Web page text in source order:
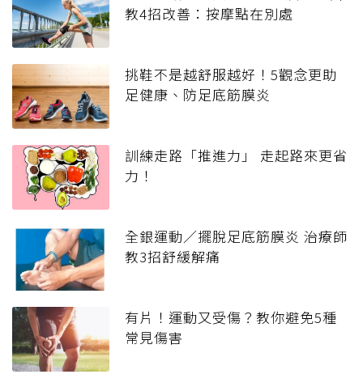
教4招改善：按摩點在別處
挑鞋不是越舒服越好！5觀念更助
足健康、防足底筋膜炎
訓練走路「推進力」 走起路來更省
力！
全銀運動／擺脫足底筋膜炎 治療師
教3招舒緩解痛
有片！運動又受傷？教你避免5種
常見傷害